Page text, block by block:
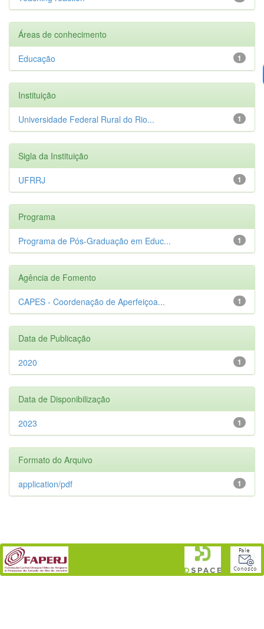
Áreas de conhecimento
1
Educação
Instituição
1
Universidade Federal Rural do Rio...
Sigla da Instituição
1
UFRRJ
Programa
1
Programa de Pós-Graduação em Educ...
Agência de Fomento
1
CAPES - Coordenação de Aperfeiçoa...
Data de Publicação
1
2020
Data de Disponibilização
1
2023
Formato do Arquivo
1
application/pdf